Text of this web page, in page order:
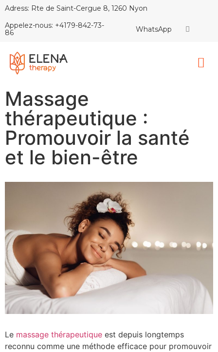
Adress: Rte de Saint-Cergue 8, 1260 Nyon
Appelez-nous: +4179-842-73-
86
WhatsApp
Massage
thérapeutique :
Promouvoir la santé
et le bien-être
Le massage thérapeutique est depuis longtemps
reconnu comme une méthode efficace pour promouvoir